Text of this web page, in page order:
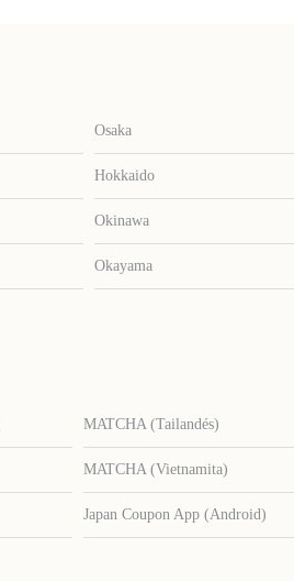
Osaka
Hokkaido
Okinawa
Okayama
MATCHA (Tailandés)
MATCHA (Vietnamita)
Japan Coupon App (Android)